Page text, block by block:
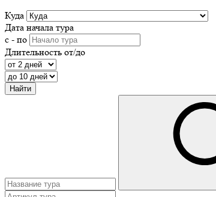
Куда
Дата начала тура
с - по
Длительность от/до